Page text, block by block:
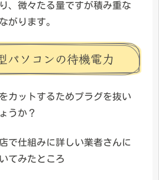
、微々たる量ですが積み重な
がります。
パソコンの待機電力
カットするためプラグを抜い
うか？
で仕組みに詳しい業者さんに
てみたところ